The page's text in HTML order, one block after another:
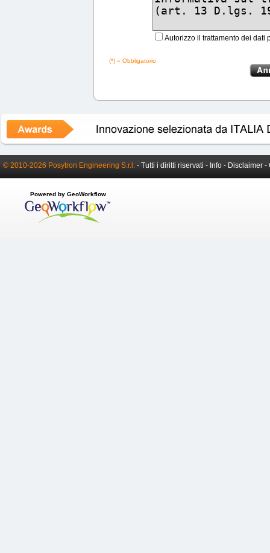
Autorizzo il trattamento dei dati
(*) = Obbligatorio
© 2010-2026 Posytron Engineering S.r.l. - Tutti i diritti riservati - Info - Disclaimer -
Powered by GeoWorkflow